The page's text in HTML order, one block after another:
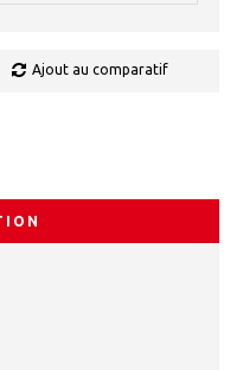
Ajout au comparatif